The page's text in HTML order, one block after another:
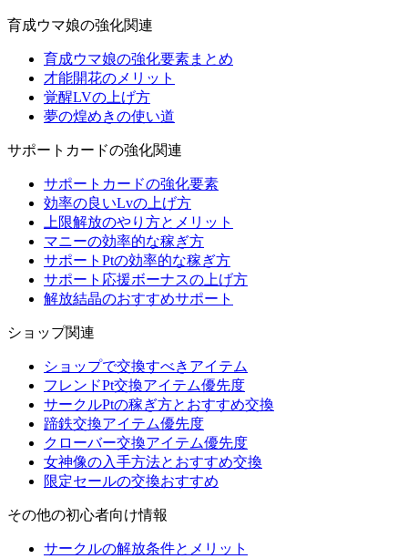
育成ウマ娘の強化関連
育成ウマ娘の強化要素まとめ
才能開花のメリット
覚醒LVの上げ方
夢の煌めきの使い道
サポートカードの強化関連
サポートカードの強化要素
効率の良いLvの上げ方
上限解放のやり方とメリット
マニーの効率的な稼ぎ方
サポートPtの効率的な稼ぎ方
サポート応援ボーナスの上げ方
解放結晶のおすすめサポート
ショップ関連
ショップで交換すべきアイテム
フレンドPt交換アイテム優先度
サークルPtの稼ぎ方とおすすめ交換
蹄鉄交換アイテム優先度
クローバー交換アイテム優先度
女神像の入手方法とおすすめ交換
限定セールの交換おすすめ
その他の初心者向け情報
サークルの解放条件とメリット